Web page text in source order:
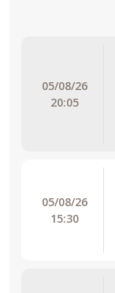
05/08/26
20:05
05/08/26
15:30